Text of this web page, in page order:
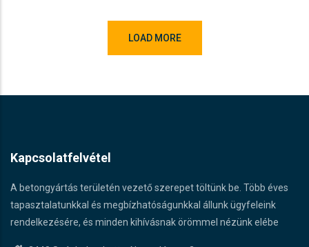
SzázhalombattaLOAD MORE
Kapcsolatfelvétel
A betongyártás területén vezető szerepet töltünk be. Több éves
tapasztalatunkkal és megbízhatóságunkkal állunk ügyfeleink
rendelkezésére, és minden kihívásnak örömmel nézünk elébe